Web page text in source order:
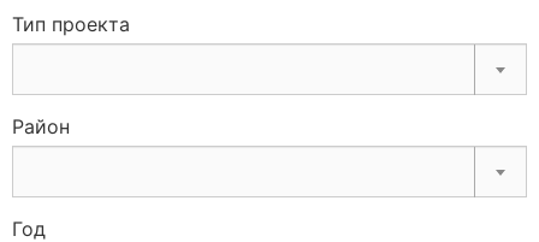
Тип проекта
Район
Год